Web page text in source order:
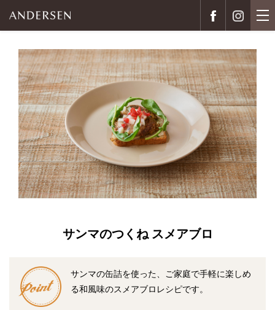
サンマのつくね スメアブロ
サンマの缶詰を使った、ご家庭で手軽に楽しめ
る和風味のスメアブロレシピです。